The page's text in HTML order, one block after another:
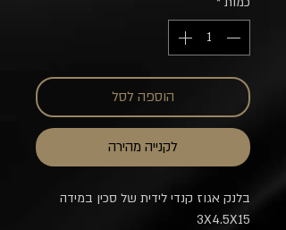
הוספה לסל
לקנייה מהירה
בלנק אגוז קנדי לידית של סכין במידה
3X4.5X15